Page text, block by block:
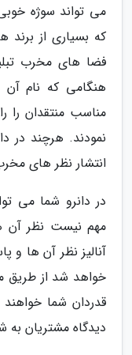
می تواند سوژه
که بسیاری از برند
فضا های مخرب
هنگامی که نام آن
مناسب منتقدان را
نمودند. هرچند در
انتشار نظر های
در دانرو شما می
مهم نیست نظر آن
آنالیز نظر آن ها و
خواهد شد از طریق
قدردان شما
دیدگاه مشتریان به